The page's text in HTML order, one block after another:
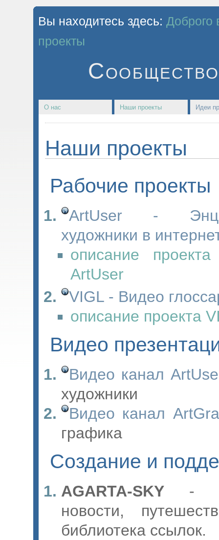
Вы находитесь здесь: Доброго
проекты
О нас Наши проекты Идеи
Наши проекты
Рабочие проекты
ArtUser -
художники в
описание
ArtUser
VIGL - Видео
описание проекта
Видео
Видео канал
художники
Видео канал
графика
Создание и
AGARTA-SKY-
новости,
библиотека ссылок.